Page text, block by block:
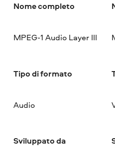
Nome completo
MPEG-1 Audio Layer III
Tipo di formato
Audio
Sviluppato da